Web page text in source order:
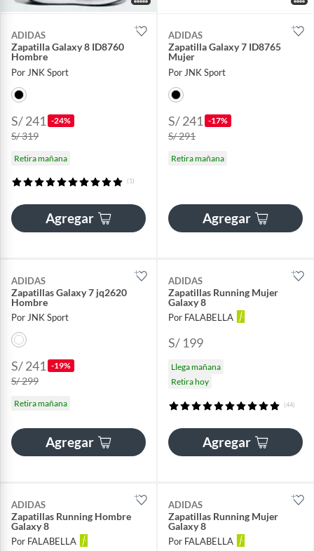
ADIDAS
Zapatilla Galaxy 8 ID8760
Hombre
Por JNK Sport
S/ 241 -24%
S/ 319
Retira mañana
(1)
Agregar
ADIDAS
Zapatilla Galaxy 7 ID8765
Mujer
Por JNK Sport
S/ 241 -17%
S/ 291
Retira mañana
Agregar
ADIDAS
Zapatillas Galaxy 7 jq2620
Hombre
Por JNK Sport
S/ 241 -19%
S/ 299
Retira mañana
Agregar
ADIDAS
Zapatillas Running Mujer
Galaxy 8
Por FALABELLA
S/ 199
Llega mañana
Retira hoy
(44)
Agregar
ADIDAS
Zapatillas Running Hombre
Galaxy 8
Por FALABELLA
ADIDAS
Zapatillas Running Mujer
Galaxy 8
Por FALABELLA